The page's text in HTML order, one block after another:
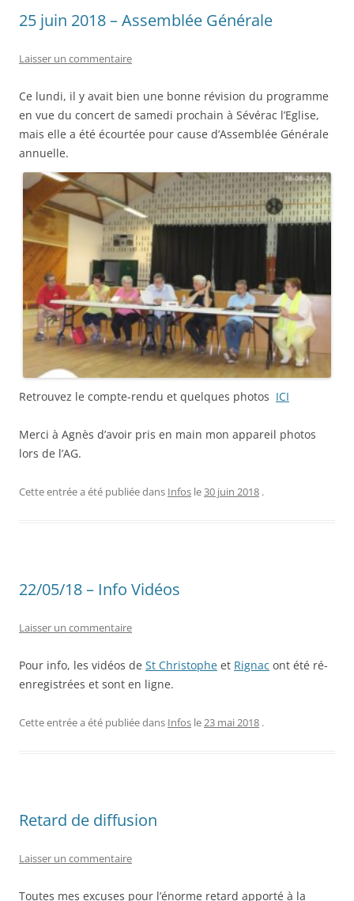
25 juin 2018 – Assemblée Générale
Laisser un commentaire
Ce lundi, il y avait bien une bonne révision du programme
en vue du concert de samedi prochain à Sévérac l’Eglise,
mais elle a été écourtée pour cause d’Assemblée Générale
annuelle.
Retrouvez le compte-rendu et quelques photos ICI
Merci à Agnès d’avoir pris en main mon appareil photos
lors de l’AG.
Cette entrée a été publiée dans Infos le30 juin 2018 .
22/05/18 – Info Vidéos
Laisser un commentaire
Pour info, les vidéos de St Christophe et Rignac ont été ré-
enregistrées et sont en ligne.
Cette entrée a été publiée dans Infos le23 mai 2018 .
Retard de diffusion
Laisser un commentaire
Toutes mes excuses pour l’énorme retard apporté à la